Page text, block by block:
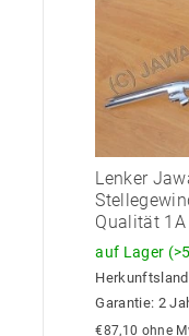
Lenker
Qualität 1A
auf Lager
Garantie: 2
€87,10